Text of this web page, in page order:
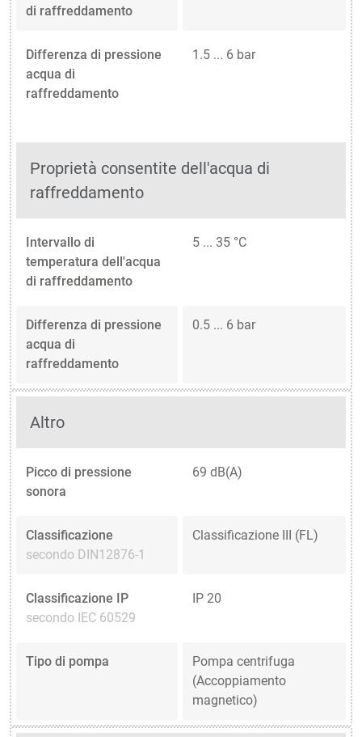
di raffreddamento
Differenza di pressione
acqua di
raffreddamento
1.5 ... 6 bar
Proprietà consentite dell'acqua di
raffreddamento
Intervallo di
temperatura dell'acqua
di raffreddamento
5 ... 35 °C
Differenza di pressione
acqua di
raffreddamento
0.5 ... 6 bar
Altro
Picco di pressione
sonora
69 dB(A)
Classificazione
secondo DIN12876-1
Classificazione III (FL)
Classificazione IP
secondo IEC 60529
IP 20
Tipo di pompa
Pompa centrifuga
(Accoppiamento
magnetico)